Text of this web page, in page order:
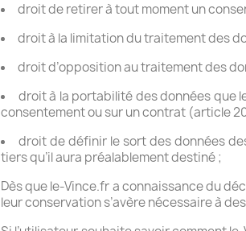
droit de retirer à tout moment un
droit à la limitation du traitement des
droit d’opposition au traitement des
droit à la portabilité des données que
consentement ou sur un contrat (article 20
droit de définir le sort des données
tiers qu’il aura préalablement destiné ;
Dès que le-Vince.fr a connaissance du
leur conservation s’avère nécessaire à